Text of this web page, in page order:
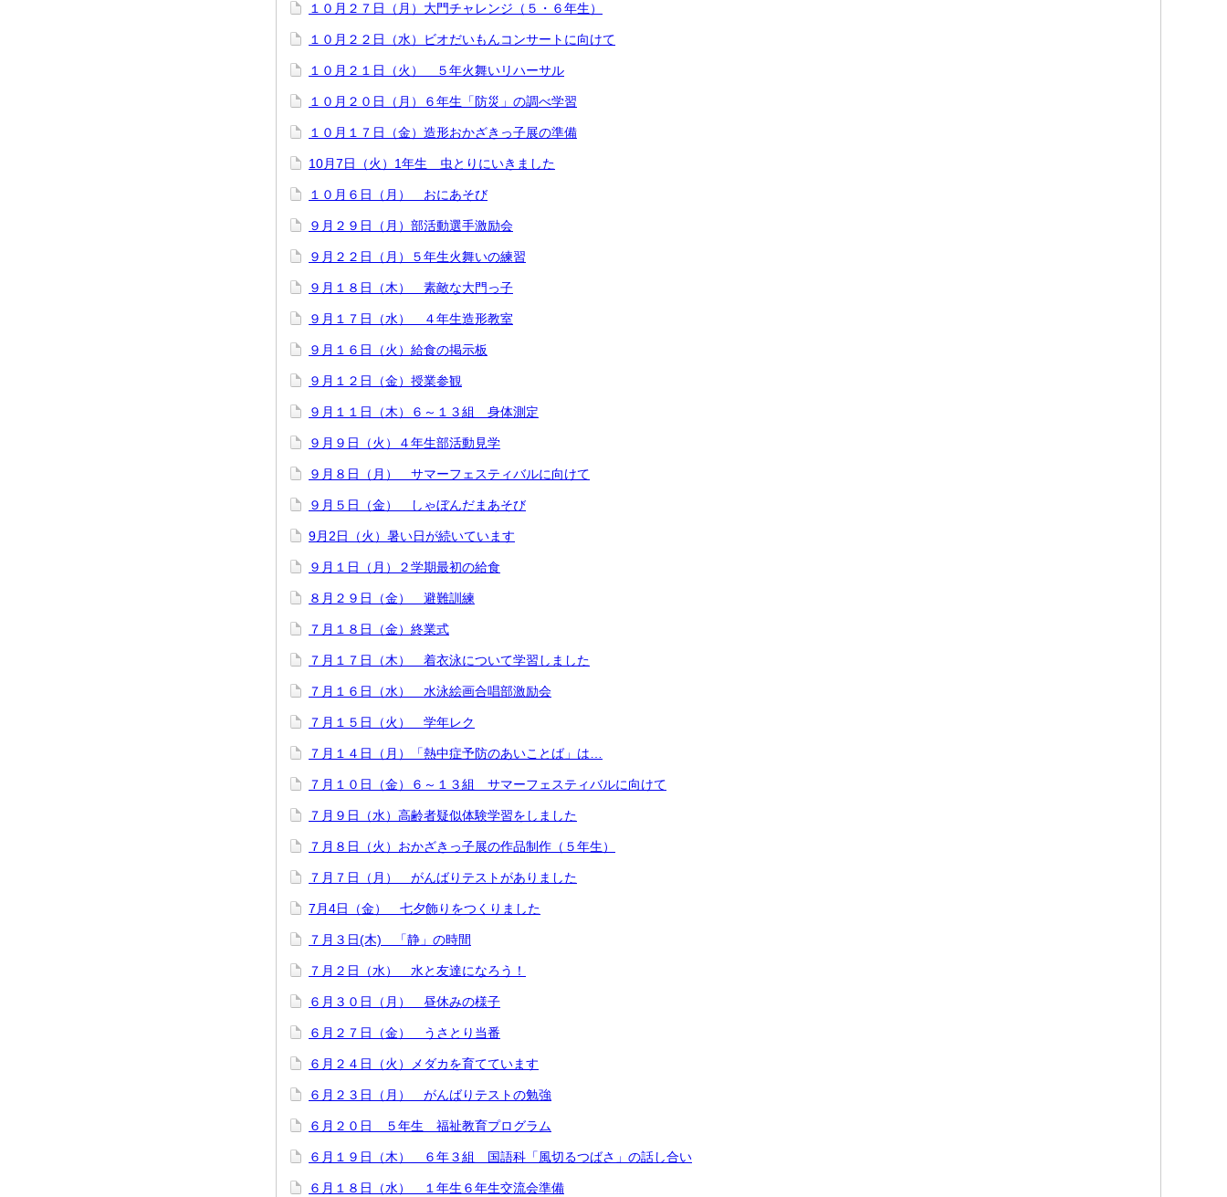
１０月２７日（月）大門チャレンジ（５・６年生）
１０月２２日（水）ビオだいもんコンサートに向けて
１０月２１日（火） ５年火舞いリハーサル
１０月２０日（月）６年生「防災」の調べ学習
１０月１７日（金）造形おかざきっ子展の準備
10月7日（火）1年生 虫とりにいきました
１０月６日（月） おにあそび
９月２９日（月）部活動選手激励会
９月２２日（月）５年生火舞いの練習
９月１８日（木） 素敵な大門っ子
９月１７日（水） ４年生造形教室
９月１６日（火）給食の掲示板
９月１２日（金）授業参観
９月１１日（木）６～１３組 身体測定
９月９日（火）４年生部活動見学
９月８日（月） サマーフェスティバルに向けて
９月５日（金） しゃぼんだまあそび
9月2日（火）暑い日が続いています
９月１日（月）２学期最初の給食
８月２９日（金） 避難訓練
７月１８日（金）終業式
７月１７日（木） 着衣泳について学習しました
７月１６日（水） 水泳絵画合唱部激励会
７月１５日（火） 学年レク
７月１４日（月）「熱中症予防のあいことば」は…
７月１０日（金）６～１３組 サマーフェスティバルに向けて
７月９日（水）高齢者疑似体験学習をしました
７月８日（火）おかざきっ子展の作品制作（５年生）
７月７日（月） がんばりテストがありました
7月4日（金） 七夕飾りをつくりました
７月３日(木) 「静」の時間
７月２日（水） 水と友達になろう！
６月３０日（月） 昼休みの様子
６月２７日（金） うさとり当番
６月２４日（火）メダカを育てています
６月２３日（月） がんばりテストの勉強
６月２０日 ５年生 福祉教育プログラム
６月１９日（木） ６年３組 国語科「風切るつばさ」の話し合い
６月１８日（水） １年生６年生交流会準備